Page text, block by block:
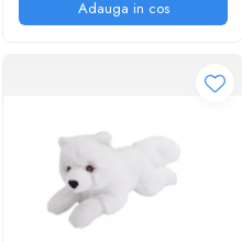
Adauga in cos